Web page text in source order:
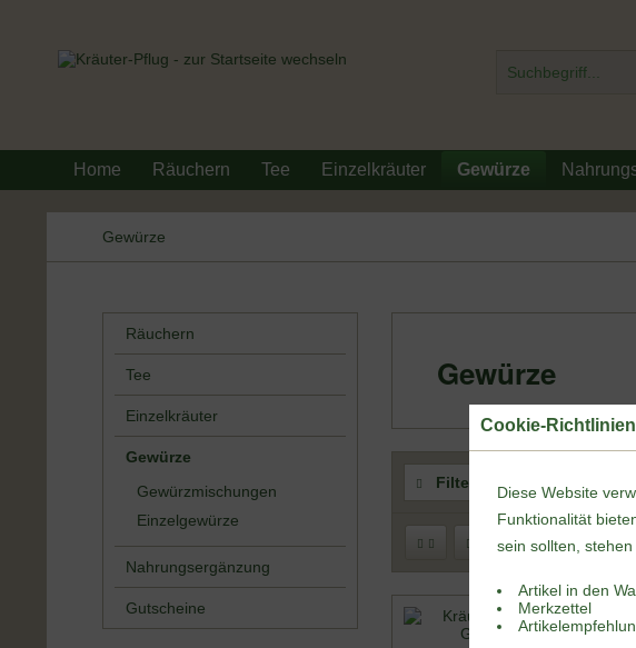
Home Räuchern Tee Einzelkräuter Gewürze
Gewürze
Räuchern
Tee
Einzelkräuter
Gewürze
Gewürzmischungen
Einzelgewürze
Nahrungsergänzung
Gutscheine
Gewürze
Filtern
2 von2
Cookie-Richtlinien
Diese Website
Funktionalität
sein sollten,
Artikel in den
Merkzettel